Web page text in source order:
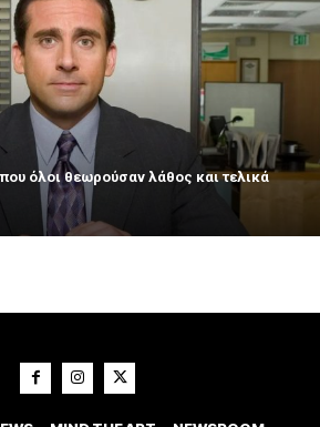
όλοι θεωρούσαν λάθος και τελικά